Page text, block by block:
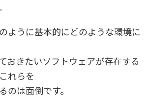
ように基本的にどのような環境に
おきたいソフトウェアが存在する
れらを
のは面倒です。